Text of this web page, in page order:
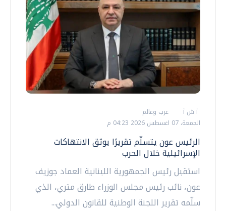
أ ش أ
عرب وعالم
الجمعة، 07 اغسطس 2026 04:23 م
الرئيس عون يتسلّم تقريرًا يوثق الانتهاكات
الإسرائيلية خلال الحرب
استقبل رئيس الجمهورية اللبنانية العماد جوزيف
عون، نائب رئيس مجلس الوزراء طارق متري، الذي
سلّمه تقرير اللجنة الوطنية للقانون الدولي...